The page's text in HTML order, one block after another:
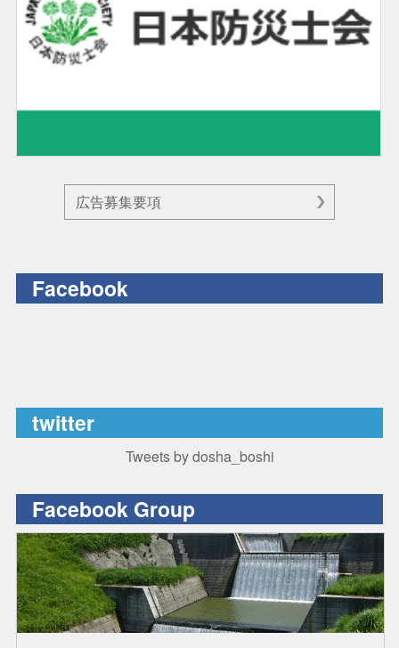
広告募集要項
Facebook
twitter
Tweets by dosha_boshi
Facebook Group